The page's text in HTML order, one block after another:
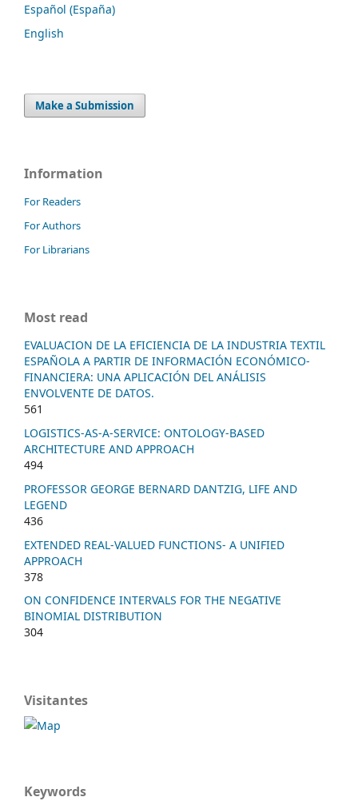
Español (España)
English
Make a Submission
Information
For Readers
For Authors
For Librarians
Most read
EVALUACION DE LA EFICIENCIA DE LA INDUSTRIA TEXTIL
ESPAÑOLA A PARTIR DE INFORMACIÓN ECONÓMICO-
FINANCIERA: UNA APLICACIÓN DEL ANÁLISIS
ENVOLVENTE DE DATOS.
561
LOGISTICS-AS-A-SERVICE: ONTOLOGY-BASED
ARCHITECTURE AND APPROACH
494
PROFESSOR GEORGE BERNARD DANTZIG, LIFE AND
LEGEND
436
EXTENDED REAL-VALUED FUNCTIONS- A UNIFIED
APPROACH
378
ON CONFIDENCE INTERVALS FOR THE NEGATIVE
BINOMIAL DISTRIBUTION
304
Visitantes
Keywords